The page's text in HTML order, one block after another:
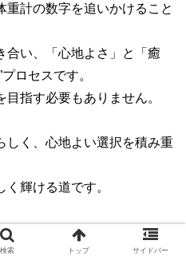
計の数字を追いかけること
合い、「心地よさ」と「癒
ロセスです。
指す必要もありません。
しく、心地よい選択を積み重
輝ける道です。
検索 トップ サイドバー